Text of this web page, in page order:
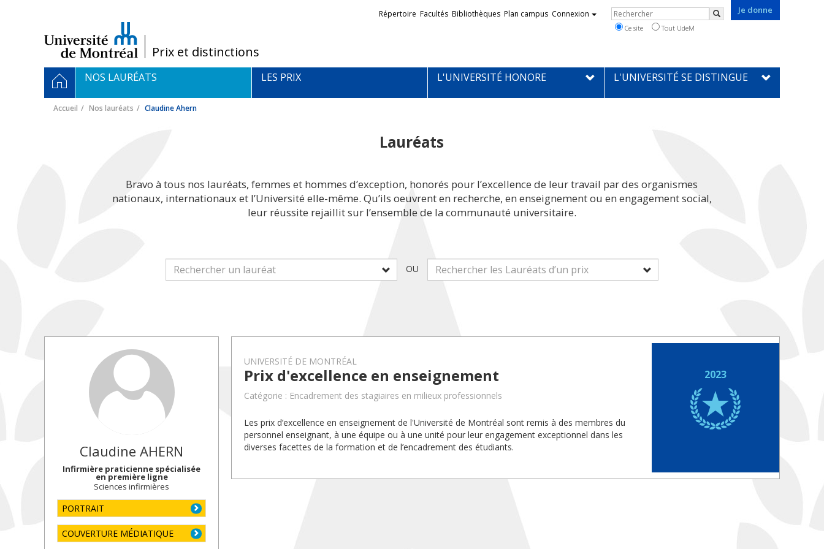
/Prix et distinctions
Je donne
Liens
externes
Répertoire Facultés Bibliothèques Plan campus Connexion Rechercher
Rechercher
Ce site Tout UdeM
Navigation
principale
ACCUEIL
NOS LAURÉATS LES PRIX L'UNIVERSITÉ HONORE L'UNIVERSITÉ SE DISTINGUE
Accueil Nos lauréats Claudine Ahern
Lauréats
Bravo à tous nos lauréats, femmes et hommes d’exception, honorés pour l’excellence de leur travail par des organismes
nationaux, internationaux et l’Université elle-même. Qu’ils oeuvrent en recherche, en enseignement ou en engagement social,
leur réussite rejaillit sur l’ensemble de la communauté universitaire.
OU
Claudine AHERN
Infirmière praticienne spécialisée
en première ligne
Sciences infirmières
PORTRAIT
COUVERTURE MÉDIATIQUE
UNIVERSITÉ DE MONTRÉAL
Prix d'excellence en enseignement
Catégorie : Encadrement des stagiaires en milieux professionnels
Les prix d’excellence en enseignement de l'Université de Montréal sont remis à des membres du
personnel enseignant, à une équipe ou à une unité pour leur engagement exceptionnel dans les
diverses facettes de la formation et de l’encadrement des étudiants.
2023